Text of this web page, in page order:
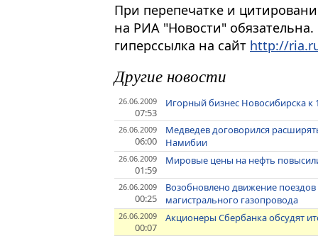
При перепечатке и
на РИА "Новости"
гиперссылка на сайт http://
Другие новости
26.06.2009
07:53
Игорный бизнес Новосибирска
26.06.2009
06:00
Медведев договорился
Намибии
26.06.2009
01:59
Мировые цены на нефть
26.06.2009
00:25
Возобновлено движение
магистрального газопровода
26.06.2009
00:07
Акционеры Сбербанка обсудят